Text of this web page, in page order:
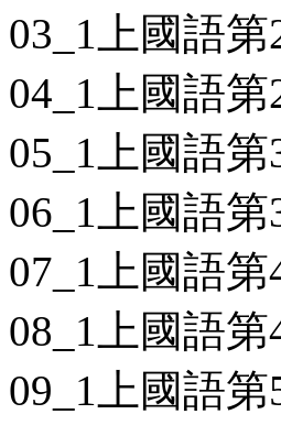
03_1上國語
04_1上國語
05_1上國語
06_1上國語
07_1上國語
08_1上國語
09_1上國語